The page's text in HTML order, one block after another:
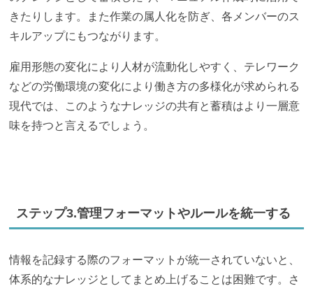
きたりします。また作業の属人化を防ぎ、各メンバーのス
キルアップにもつながります。
雇用形態の変化により人材が流動化しやすく、テレワーク
などの労働環境の変化により働き方の多様化が求められる
現代では、このようなナレッジの共有と蓄積はより一層意
味を持つと言えるでしょう。
ステップ3.管理フォーマットやルールを統一する
情報を記録する際のフォーマットが統一されていないと、
体系的なナレッジとしてまとめ上げることは困難です。さ